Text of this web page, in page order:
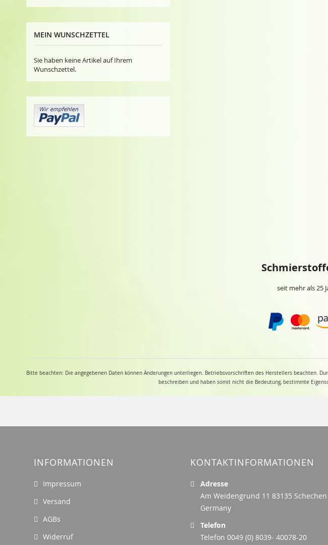
MEIN WUNSCHZETTEL
Sie haben keine Artikel auf Ihrem
Wunschzettel.
seit mehr als 25
Bitte beachten: Die angegebenen Daten können Änderungen unterliegen. Betriebsvorschriften des Herstellers beachten.
beschreiben und haben somit nicht die Bedeutung, bestimmte
INFORMATIONEN
Impressum
Versand
AGBs
Widerruf
KONTAKTINFORMATIONEN
Adresse
Am Weidengrund 11 83135 Schechen
Germany
Telefon
Telefon 0049 (0) 8039- 40078-20